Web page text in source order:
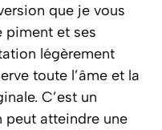
que je vous
piment et ses
légèrement
toute l’âme et la
C’est un
peut atteindre une